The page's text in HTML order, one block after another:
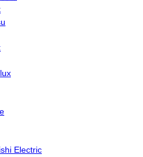
Electric